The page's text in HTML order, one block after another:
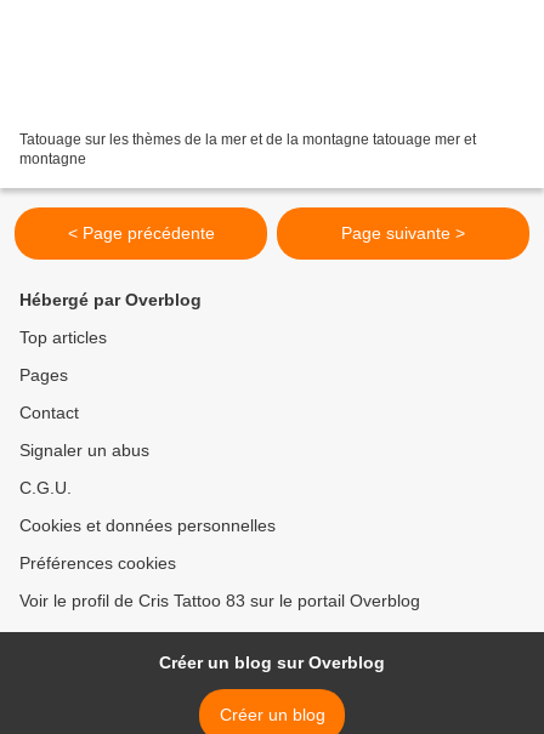
Tatouage sur les thèmes de la mer et de la montagne tatouage mer et
montagne
< Page précédente Page suivante >
Hébergé par Overblog
Top articles
Pages
Contact
Signaler un abus
C.G.U.
Cookies et données personnelles
Préférences cookies
Voir le profil de Cris Tattoo 83 sur le portail Overblog
Créer un blog sur Overblog
Créer un blog